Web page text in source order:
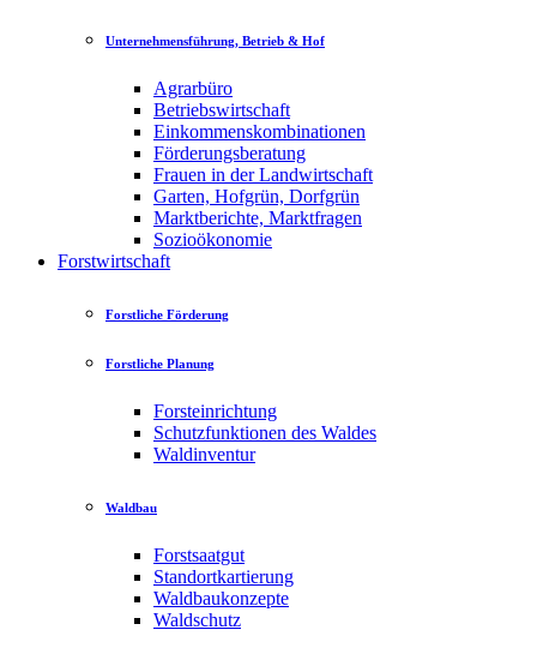
Unternehmensführung, Betrieb & Hof
Agrarbüro
Betriebswirtschaft
Einkommenskombinationen
Förderungsberatung
Frauen in der Landwirtschaft
Garten, Hofgrün, Dorfgrün
Marktberichte, Marktfragen
Sozioökonomie
Forstwirtschaft
Forstliche Förderung
Forstliche Planung
Forsteinrichtung
Schutzfunktionen des Waldes
Waldinventur
Waldbau
Forstsaatgut
Standortkartierung
Waldbaukonzepte
Waldschutz